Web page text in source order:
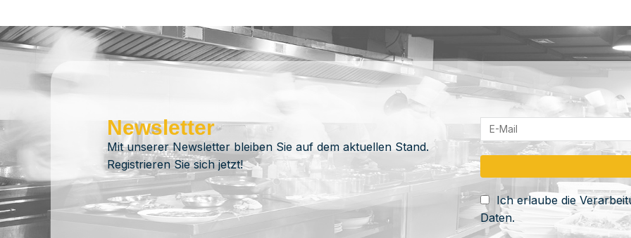
Newsletter
Mit unserer Newsletter bleiben Sie auf dem aktuellen Stand.
Registrieren Sie sich jetzt!
Ich erlaube die
Daten.